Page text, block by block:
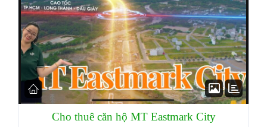
Cho thuê căn hộ MT Eastmark City